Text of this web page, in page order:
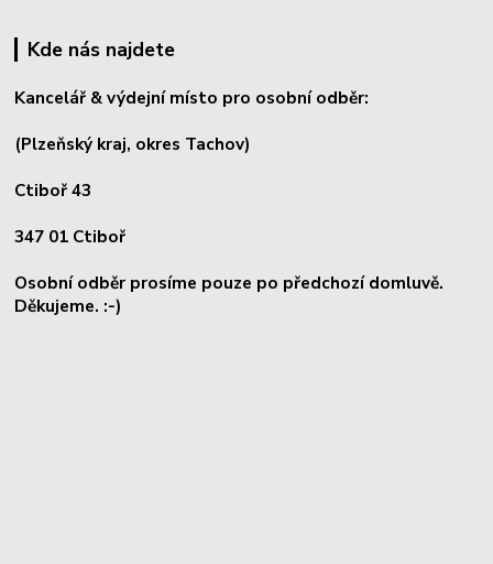
Kde nás najdete
Kancelář & výdejní místo pro osobní odběr:
(Plzeňský kraj, okres Tachov)
Ctiboř 43
347 01 Ctiboř
Osobní odběr prosíme pouze po předchozí domluvě.
Děkujeme. :-)